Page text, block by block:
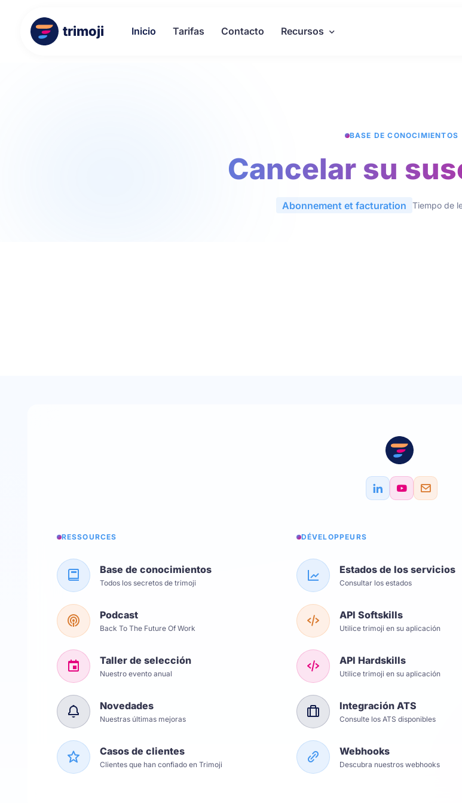
trimoji Inicio Tarifas Contacto Recursos
BASE DE CONOCIMIENTOS
Cancelar su
Abonnement et facturation Tiempo de
RESSOURCES
Base de conocimientos
Todos los secretos de trimoji
Podcast
Back To The Future Of Work
Taller de selección
Nuestro evento anual
Novedades
Nuestras últimas mejoras
Casos de clientes
Clientes que han confiado en Trimoji
DÉVELOPPEURS
Estados de los servicios
Consultar los estados
API Softskills
Utilice trimoji en su aplicación
API Hardskills
Utilice trimoji en su aplicación
Integración ATS
Consulte los ATS disponibles
Webhooks
Descubra nuestros webhooks